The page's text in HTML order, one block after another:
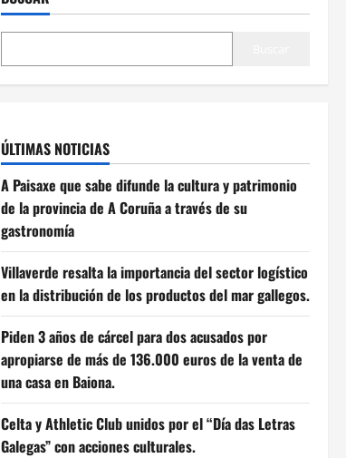
ÚLTIMAS NOTICIAS
A Paisaxe que sabe difunde la cultura y patrimonio
de la provincia de A Coruña a través de su
gastronomía
Villaverde resalta la importancia del sector logístico
en la distribución de los productos del mar gallegos.
Piden 3 años de cárcel para dos acusados por
apropiarse de más de 136.000 euros de la venta de
una casa en Baiona.
Celta y Athletic Club unidos por el “Día das Letras
Galegas” con acciones culturales.